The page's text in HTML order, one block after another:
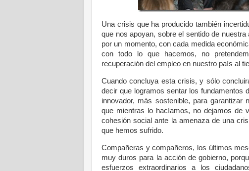
Una crisis que ha producido también
que nos apoyan, sobre el sentido de
por un momento, con cada medida
con todo lo que hacemos, no
recuperación del empleo en nuestro país al
Cuando concluya esta crisis, y sólo
decir que logramos sentar los fundamentos
innovador, más sostenible, para garantizar
que mientras lo hacíamos, no dejamos de
cohesión social ante la amenaza de una
que hemos sufrido.
Compañeras y compañeros, los últimos
muy duros para la acción de gobierno,
esfuerzos extraordinarios a los